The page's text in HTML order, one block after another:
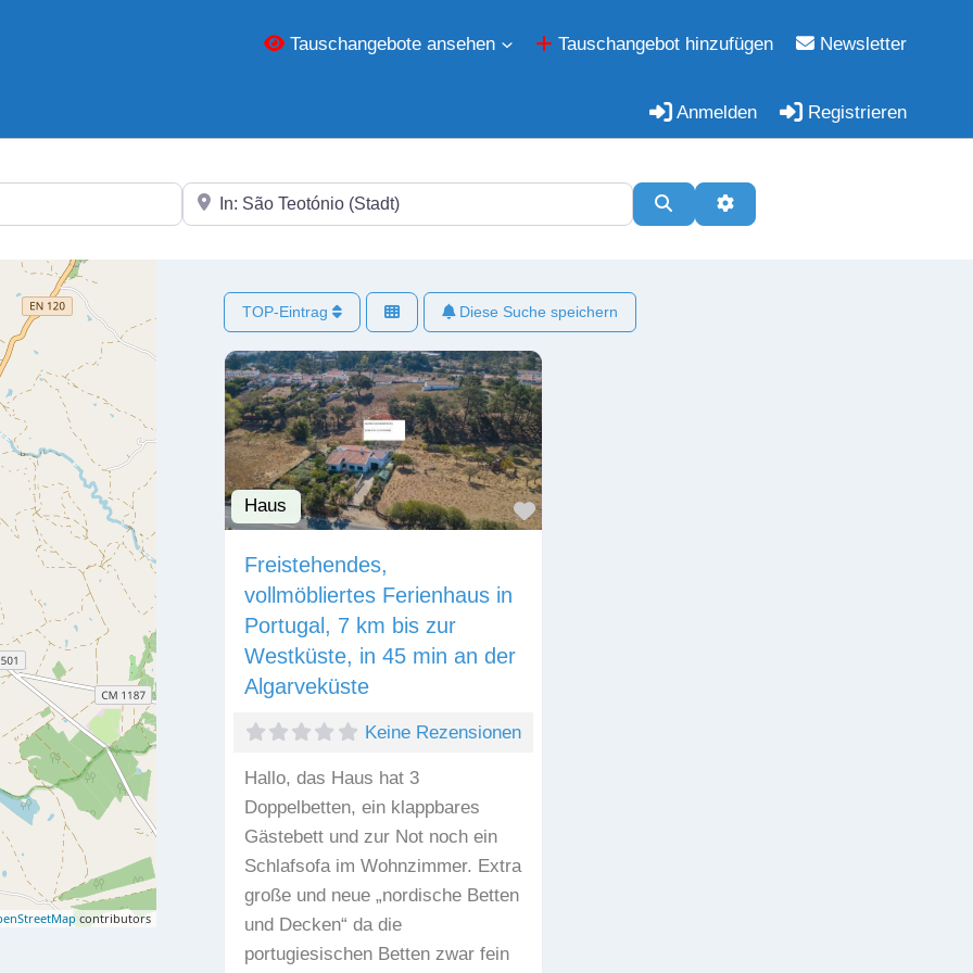
Tauschangebote ansehen Tauschangebot hinzufügen Newsletter
Anmelden Registrieren
In der Nähe SuchenErweiterte Filter
contributors
TOP-Eintrag Diese Suche speichern
Haus Favorit
Freistehendes,
vollmöbliertes Ferienhaus in
Portugal, 7 km bis zur
Westküste, in 45 min an der
Algarveküste
Keine Rezensionen
Hallo, das Haus hat 3
Doppelbetten, ein klappbares
Gästebett und zur Not noch ein
Schlafsofa im Wohnzimmer. Extra
große und neue „nordische Betten
und Decken“ da die
portugiesischen Betten zwar fein